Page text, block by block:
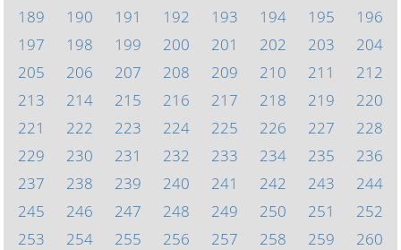
189
190 191 192 193 194 195
196
197
198 199 200 201 202 203
204
205
206 207 208 209 210 211
212
213
214 215 216 217 218 219
220
221
222 223 224 225 226 227
228
229
230 231 232 233 234 235
236
237
238 239 240 241 242 243
244
245
246 247 248 249 250 251
252
253
254 255 256 257 258 259
260